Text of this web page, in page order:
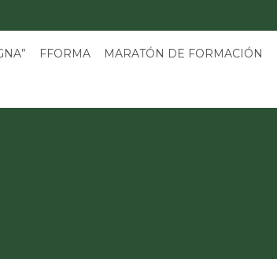
FFORMA MARATÓN DE FORMACIÓN